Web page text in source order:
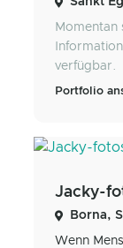
Momentan
verfügbar.
Portfolio
Jacky-
Borna,
Wenn